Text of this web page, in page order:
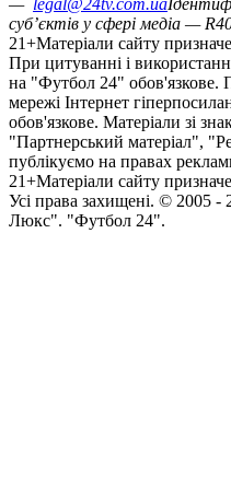
— legal@24tv.com.ua
суб’єктів у сфері медіа —
21+Матеріали сайту
При цитуванні і
на "Футбол 24" обов'язкове.
мережі Інтернет
обов'язкове. Матеріали зі
"Партнерський матеріал",
публікуємо на правах
21+Матеріали сайту
Усi права захищенi. © 2005 -
Люкс". "Футбол 24".